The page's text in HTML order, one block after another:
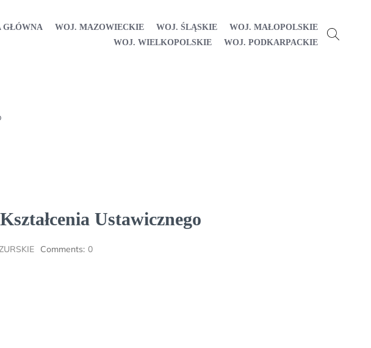
GŁÓWNA WOJ. MAZOWIECKIE WOJ. ŚLĄSKIE
WOJ. MAŁOPOLSKIE
WOJ. WIELKOPOLSKIE
WOJ. PODKARPACKIE
Ustawicznego
Comments: 0